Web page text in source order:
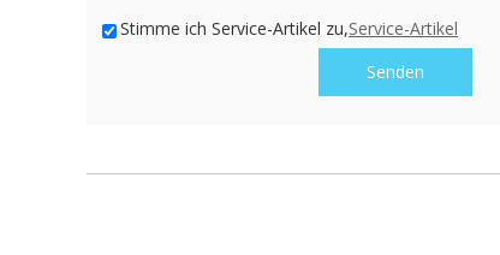
Stimme ich Service-Artikel zu,Service-Artikel
Senden